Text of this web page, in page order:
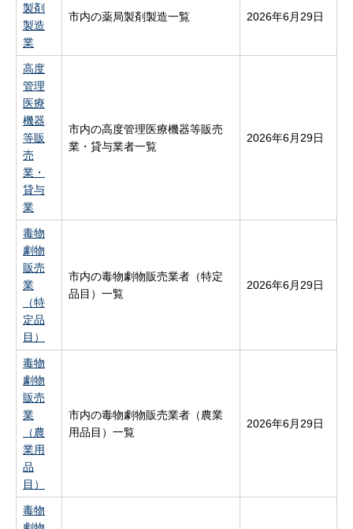
製剤
製造
業
市内の薬局製剤製造一覧 2026年6月29日
高度
管理
医療
機器
等販
売
業・
貸与
業
市内の高度管理医療機器等販売
業・貸与業者一覧
2026年6月29日
毒物
劇物
販売
業
（特
定品
目）
市内の毒物劇物販売業者（特定
品目）一覧
2026年6月29日
毒物
劇物
販売
業
（農
業用
品
目）
市内の毒物劇物販売業者（農業
用品目）一覧
2026年6月29日
毒物